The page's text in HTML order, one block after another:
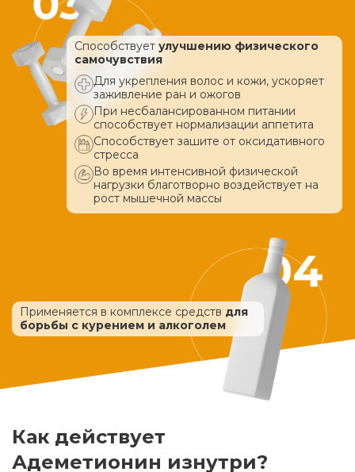
Способствует улучшению физического
самочувствия
Для укрепления волос и кожи, ускоряет
заживление ран и ожогов
При несбалансированном питании
способствует нормализации аппетита
Способствует зашите от оксидативного
стресса
Во время интенсивной физической
нагрузки благотворно воздействует на
рост мышечной массы
Применяется в комплексе средств для
борьбы с курением и алкоголем
Как действует
Адеметионин изнутри?